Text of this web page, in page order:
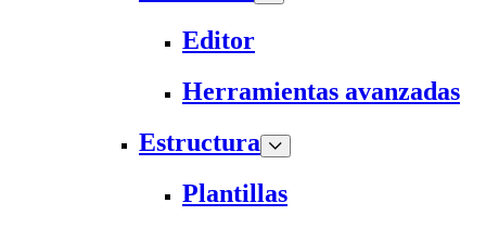
Editor
Herramientas avanzadas
Estructura
Plantillas